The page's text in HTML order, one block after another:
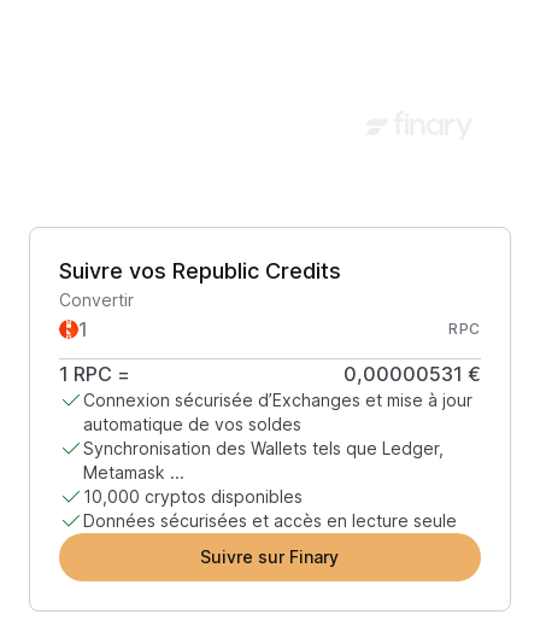
Suivre vos Republic Credits
Convertir
RPC
1 RPC = 0,00000531 €
Connexion sécurisée d’Exchanges et mise à jour
automatique de vos soldes
Synchronisation des Wallets tels que Ledger,
Metamask ...
10,000 cryptos disponibles
Données sécurisées et accès en lecture seule
Suivre sur Finary